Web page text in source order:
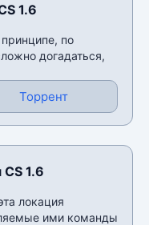
1.6
по
догадаться,
Торрент
1.6
локация
ими команды